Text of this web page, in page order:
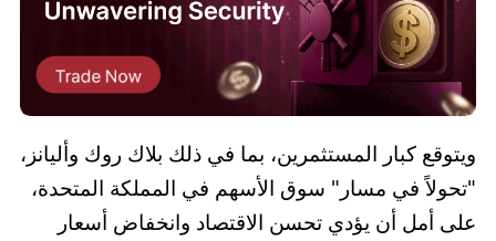
ويتوقع كبار المستثمرين، بما في ذلك بلاك روك وأليانز،
"تحولاً في مسار" سوق الأسهم في المملكة المتحدة،
على أمل أن يؤدي تحسن الاقتصاد وانخفاض أسعار